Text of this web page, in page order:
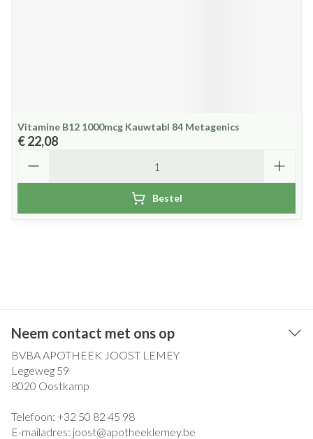
Vitamine B12 1000mcg Kauwtabl 84 Metagenics
€ 22,08
Bestel
Neem contact met ons op
BVBA APOTHEEK JOOST LEMEY
Legeweg 59
8020 Oostkamp
Telefoon: +32 50 82 45 98
E-mailadres: joost@apotheeklemey.be